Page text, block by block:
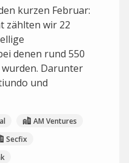
kurzen Februar:
zählten wir 22
denen rund 550
Darunter
und
AM Ventures
Secfix